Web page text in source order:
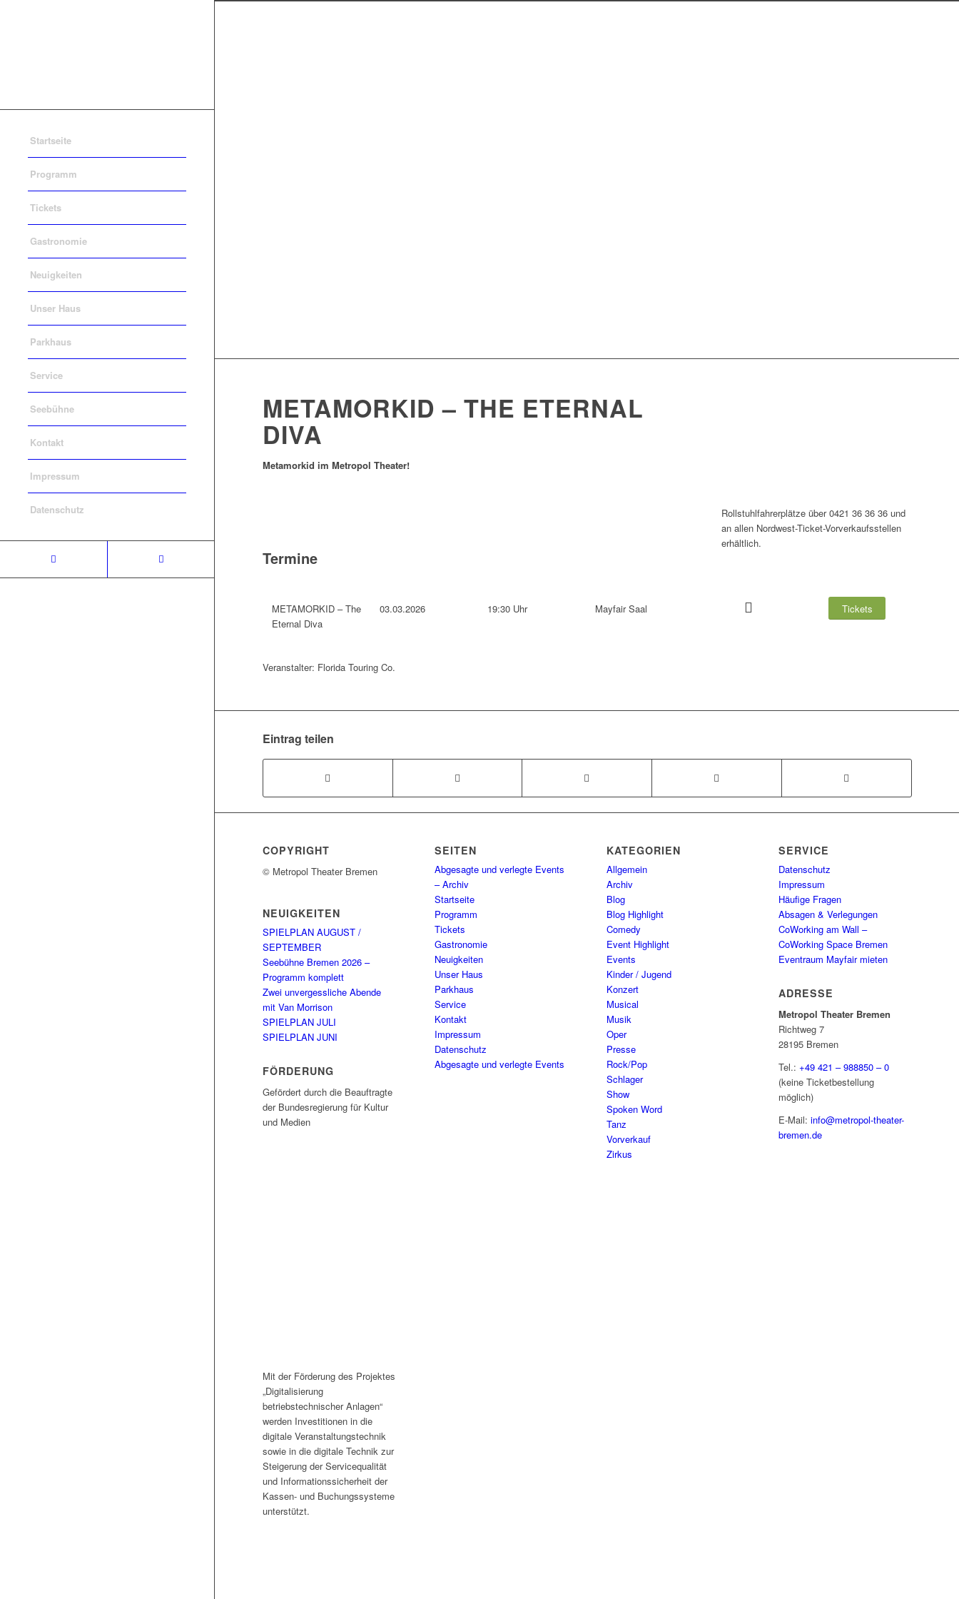
Startseite
Programm
Tickets
Gastronomie
Neuigkeiten
Unser Haus
Parkhaus
Service
Seebühne
Kontakt
Impressum
Datenschutz
METAMORKID – THE ETERNAL
DIVA
Metamorkid im Metropol Theater!
Rollstuhlfahrerplätze über 0421 36 36 36 und
an allen Nordwest-Ticket-Vorverkaufsstellen
erhältlich.
Termine
METAMORKID – The
Eternal Diva
03.03.2026 19:30 Uhr Mayfair Saal Tickets
Veranstalter: Florida Touring Co.
Eintrag teilen
COPYRIGHT
© Metropol Theater Bremen
NEUIGKEITEN
SPIELPLAN AUGUST /
SEPTEMBER
Seebühne Bremen 2026 –
Programm komplett
Zwei unvergessliche Abende
mit Van Morrison
SPIELPLAN JULI
SPIELPLAN JUNI
FÖRDERUNG
Gefördert durch die Beauftragte
der Bundesregierung für Kultur
und Medien
Mit der Förderung des Projektes
„Digitalisierung
betriebstechnischer Anlagen“
werden Investitionen in die
digitale Veranstaltungstechnik
sowie in die digitale Technik zur
Steigerung der Servicequalität
und Informationssicherheit der
Kassen- und Buchungssysteme
unterstützt.
SEITEN
Abgesagte und verlegte Events
– Archiv
Startseite
Programm
Tickets
Gastronomie
Neuigkeiten
Unser Haus
Parkhaus
Service
Kontakt
Impressum
Datenschutz
Abgesagte und verlegte Events
KATEGORIEN
Allgemein
Archiv
Blog
Blog Highlight
Comedy
Event Highlight
Events
Kinder / Jugend
Konzert
Musical
Musik
Oper
Presse
Rock/Pop
Schlager
Show
Spoken Word
Tanz
Vorverkauf
Zirkus
SERVICE
Datenschutz
Impressum
Häufige Fragen
Absagen & Verlegungen
CoWorking am Wall –
CoWorking Space Bremen
Eventraum Mayfair mieten
ADRESSE
Metropol Theater Bremen
Richtweg 7
28195 Bremen
Tel.: +49 421 – 988850 – 0
(keine Ticketbestellung
möglich)
E-Mail: info@metropol-theater-
bremen.de